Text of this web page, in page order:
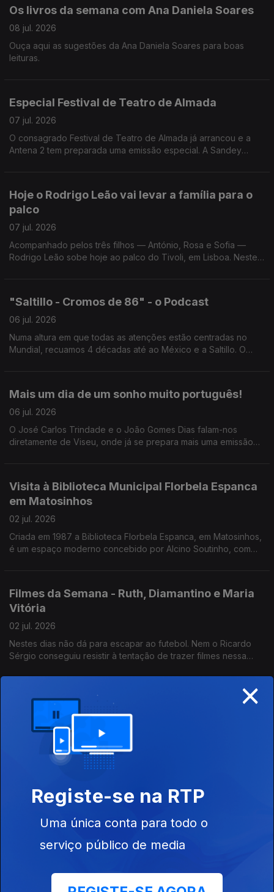
Os livros da semana com Ana Daniela Soares
08 jul. 2026
Ouça aqui as sugestões da Ana Daniela Soares para boas
leituras.
Especial Festival de Teatro de Almada
07 jul. 2026
O consagrado Festival de Teatro de Almada já arrancou e a
Antena 2 tem preparada uma emissão especial. A Sandey
Hoje o Rodrigo Leão vai levar a família para o
palco
07 jul. 2026
Acompanhado pelos três filhos — António, Rosa e Sofia —
Rodrigo Leão sobe hoje ao palco do Tivoli, em Lisboa. Neste
"Saltillo - Cromos de 86" - o Podcast
06 jul. 2026
Numa altura em que todas as atenções estão centradas no
Mundial, recuamos 4 décadas até ao México e a Saltillo. O
Mais um dia de um sonho muito português!
06 jul. 2026
O José Carlos Trindade e o João Gomes Dias falam-nos
diretamente de Viseu, onde já se prepara mais uma emissão
Visita à Biblioteca Municipal Florbela Espanca
em Matosinhos
02 jul. 2026
Criada em 1987 a Biblioteca Florbela Espanca, em Matosinhos,
é um espaço moderno concebido por Alcino Soutinho, com
Filmes da Semana - Ruth, Diamantino e Maria
Vitória
02 jul. 2026
Nestes dias não dá para escapar ao futebol. Nem o Ricardo
Sérgio conseguiu resistir à tentação de trazer filmes nessa
Centros de Ciência Viva juntam-se todos para
celebrar 30 anos
01 jul. 2026
O Pavilhão do Conhecimento recebeu representantes dos
Centros de Ciência Viva de todo país para celebrar o trabalho
conta o João Torgal.
No Centro Ciência Viva do Algarve, aprender é
divertido!
×
Registe-se na RTP
Uma única conta para todo o
serviço público de media